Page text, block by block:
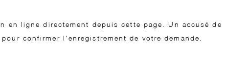
en ligne directement depuis cette page. Un accusé de
confirmer l'enregistrement de votre demande.